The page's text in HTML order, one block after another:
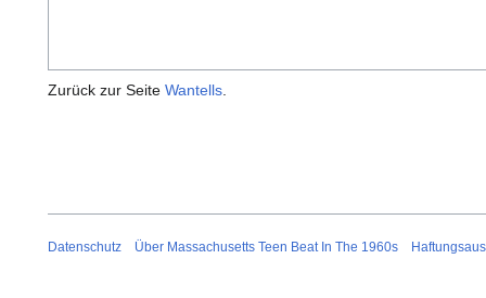
Zurück zur Seite Wantells.
Datenschutz Über Massachusetts Teen Beat In The 1960s